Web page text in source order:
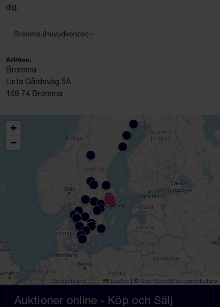
dig.
Välj anläggning:
Bromma (Huvudkontor)
Adress:
Bromma
Linta Gårdsväg 5A
168 74 Bromma
+
−
Leaflet | © OpenStreetMap contributors
Auktioner online - Köp och Sälj